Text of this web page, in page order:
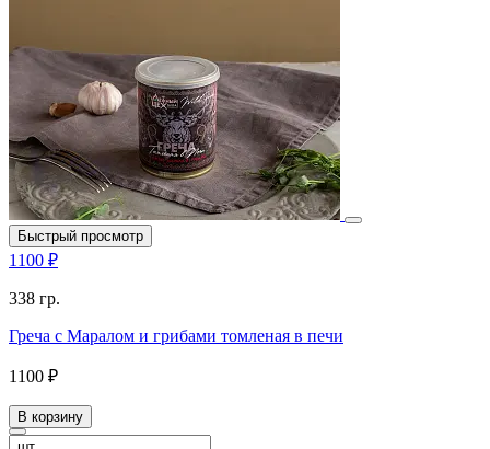
Быстрый просмотр
1100 ₽
338 гр.
Греча с Маралом и грибами томленая в печи
1100 ₽
В корзину